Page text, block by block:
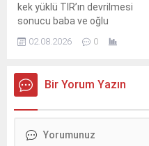
bölgeye sevk edilen itfaiye
ekipleri, yangını çevreye
yayılmadan...
kek yüklü TIR’ın devrilmesi
sonucu baba ve oğlu
saatlerinde Nusaybin
Mahallesi mevkisindeki
uluslararası İpekyolu’nda
plakalı kek yüklü TIR,
02.08.2026 0
Bir Yorum Yazın